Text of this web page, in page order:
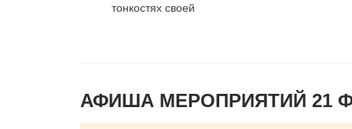
тонкостях своей
АФИША МЕРОПРИЯТИЙ 21